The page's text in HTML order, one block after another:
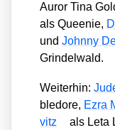
Auror Tina
als Quee­nie,
undJohn­ny
Grin­del­wald.
Wei­ter­hin:
ble­do­re, Ezra
vitz
als Leta